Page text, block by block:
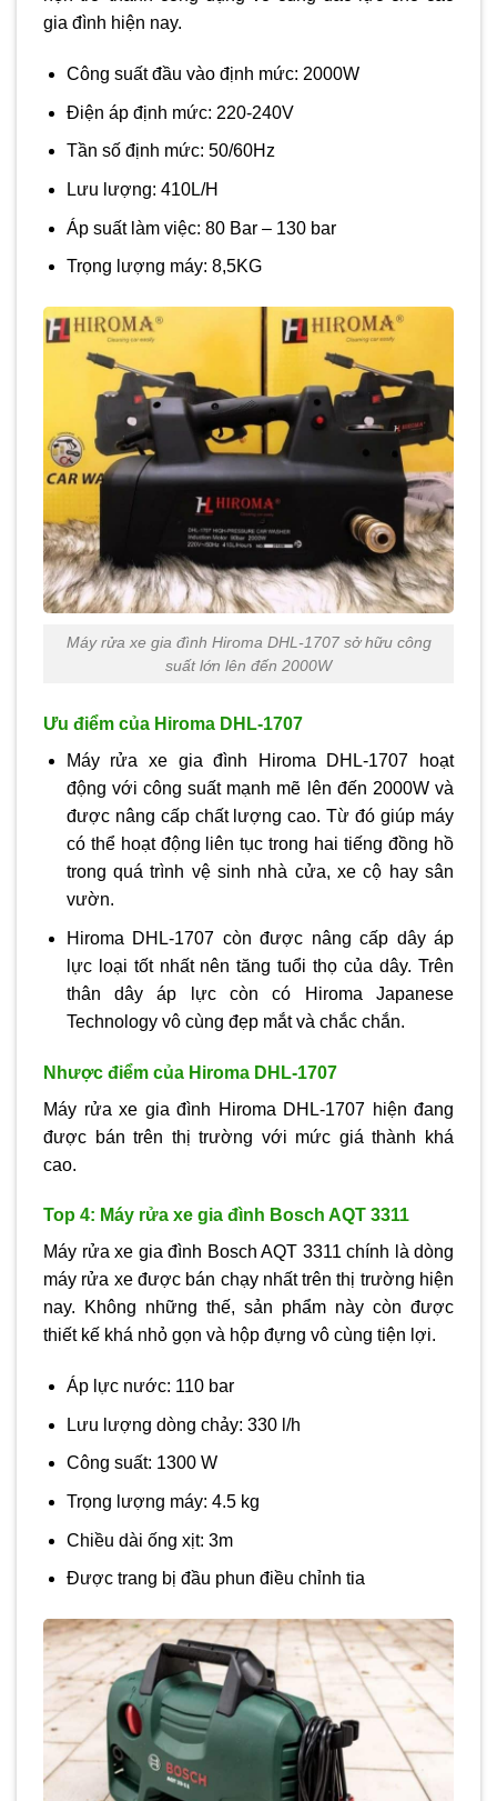
gia đình hiện nay.
Công suất đầu vào định mức: 2000W
Điện áp định mức: 220-240V
Tần số định mức: 50/60Hz
Lưu lượng: 410L/H
Áp suất làm việc: 80 Bar – 130 bar
Trọng lượng máy: 8,5KG
Máy rửa xe gia đình Hiroma DHL-1707 sở hữu công
suất lớn lên đến 2000W
Ưu điểm của Hiroma DHL-1707
Máy rửa xe gia đình Hiroma DHL-1707 hoạt
động với công suất mạnh mẽ lên đến 2000W và
được nâng cấp chất lượng cao. Từ đó giúp máy
có thể hoạt động liên tục trong hai tiếng đồng hồ
trong quá trình vệ sinh nhà cửa, xe cộ hay sân
vườn.
Hiroma DHL-1707 còn được nâng cấp dây áp
lực loại tốt nhất nên tăng tuổi thọ của dây. Trên
thân dây áp lực còn có Hiroma Japanese
Technology vô cùng đẹp mắt và chắc chắn.
Nhược điểm của Hiroma DHL-1707
Máy rửa xe gia đình Hiroma DHL-1707 hiện đang
được bán trên thị trường với mức giá thành khá
cao.
Top 4: Máy rửa xe gia đình Bosch AQT 3311
Máy rửa xe gia đình Bosch AQT 3311 chính là dòng
máy rửa xe được bán chạy nhất trên thị trường hiện
nay. Không những thế, sản phẩm này còn được
thiết kế khá nhỏ gọn và hộp đựng vô cùng tiện lợi.
Áp lực nước: 110 bar
Lưu lượng dòng chảy: 330 l/h
Công suất: 1300 W
Trọng lượng máy: 4.5 kg
Chiều dài ống xịt: 3m
Được trang bị đầu phun điều chỉnh tia